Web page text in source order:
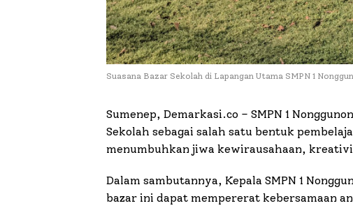
Suasana Bazar Sekolah di Lapangan Utama SMPN 1
Sumenep, Demarkasi.co – SMPN 1
Sekolah sebagai salah satu bentuk
menumbuhkan jiwa kewirausahaan,
Dalam sambutannya, Kepala SMPN 1
bazar ini dapat mempererat kebersamaan